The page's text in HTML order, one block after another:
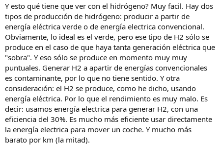
Y esto qué tiene que ver con el hidrógeno? Muy facil. Hay dos
tipos de producción de hidrógeno: producir a partir de
energía eléctrica verde o de energía electrica convencional.
Obviamente, lo ideal es el verde, pero ese tipo de H2 sólo se
produce en el caso de que haya tanta generación eléctrica que
"sobra". Y eso sólo se produce en momento muy muy
puntuales. Generar H2 a apartir de energías convencionales
es contaminante, por lo que no tiene sentido. Y otra
consideración: el H2 se produce, como he dicho, usando
energía eléctrica. Por lo que el rendimiento es muy malo. Es
decir: usamos energía electrica para generar H2, con una
eficiencia del 30%. Es mucho más eficiente usar directamente
la energía electrica para mover un coche. Y mucho más
barato por km (la mitad).